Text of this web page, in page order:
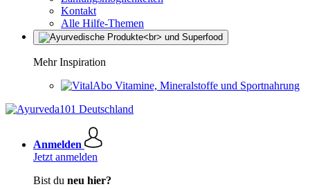
Kontakt
Alle Hilfe-Themen
Mehr Inspiration
Vitamine, Mineralstoffe und Sportnahrung
Anmelden
Jetzt anmelden
Bist du neu hier?